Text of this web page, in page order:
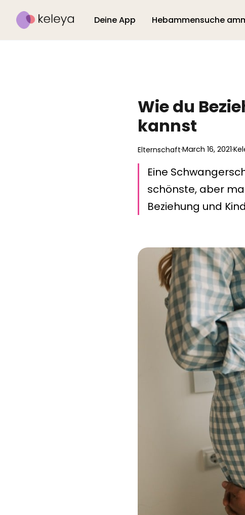
Deine App Hebammensuche
Wie du
kannst
Elternschaft·March 16, 2021·
Eine
schönste, aber
Beziehung und